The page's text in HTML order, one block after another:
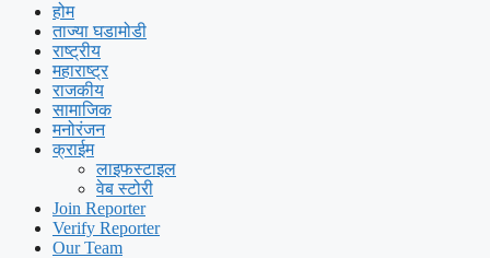
होम
ताज्या घडामोडी
राष्ट्रीय
महाराष्ट्र
राजकीय
सामाजिक
मनोरंजन
क्राईम
लाइफस्टाइल
वेब स्टोरी
Join Reporter
Verify Reporter
Our Team